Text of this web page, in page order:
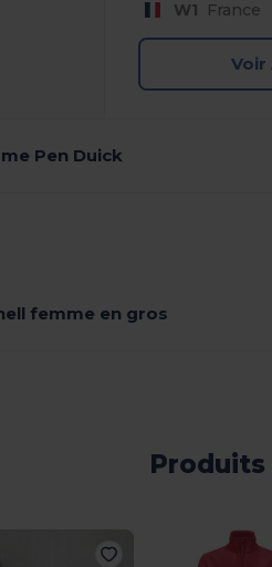
W1 France
Voir
Pen Duick
femme en gros